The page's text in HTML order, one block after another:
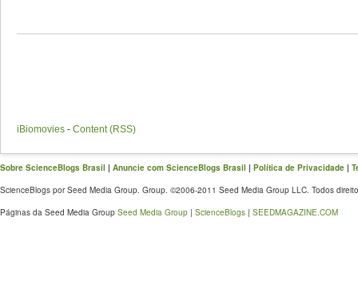
iBiomovies - Content (RSS)
Sobre ScienceBlogs Brasil | Anuncie com ScienceBlogs Brasil | Política de Privacidade |
ScienceBlogs por Seed Media Group. Group. ©2006-2011 Seed Media Group LLC. Todos
Páginas da Seed Media Group Seed Media Group | ScienceBlogs | SEEDMAGAZINE.COM